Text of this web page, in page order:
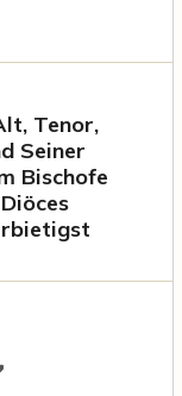
Tenor,
Seiner
Bischofe